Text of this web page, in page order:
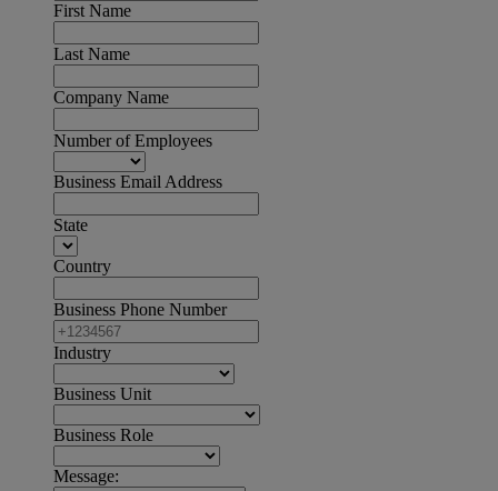
First Name
Last Name
Company Name
Number of Employees
Business Email Address
State
Country
Business Phone Number
Industry
Business Unit
Business Role
Message: